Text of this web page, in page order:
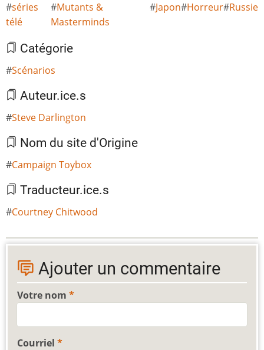
séries
télé
Mutants &
Masterminds
Japon Horreur Russie
Catégorie
Scénarios
Auteur.ice.s
Steve Darlington
Nom du site d'Origine
Campaign Toybox
Traducteur.ice.s
Courtney Chitwood
Ajouter un commentaire
Votre nom
Courriel